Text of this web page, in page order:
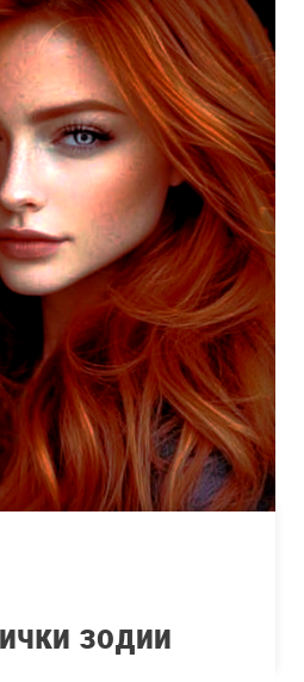
зодии